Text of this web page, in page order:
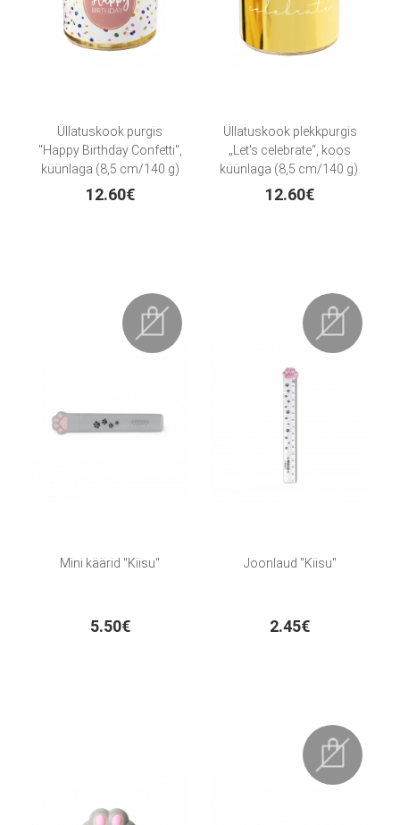
Üllatuskook purgis
"Happy Birthday Confetti",
küünlaga (8,5 cm/140 g)
12.60€
Üllatuskook plekkpurgis
„Let's celebrate“, koos
küünlaga (8,5 cm/140 g).
12.60€
Mini käärid "Kiisu"
5.50€
Joonlaud "Kiisu"
2.45€